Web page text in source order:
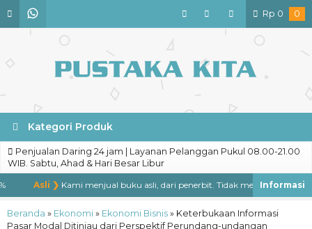
Rp 0 0
Kategori Produk
Penjualan Daring 24 jam | Layanan Pelanggan Pukul 08.00-21.00
WIB. Sabtu, Ahad & Hari Besar Libur
Asli ❯Kami menjual buku asli, dari penerbit. Tidak menjual buku
Beranda » Ekonomi » Ekonomi Bisnis » Keterbukaan Informasi
Pasar Modal Ditinjau dari Perspektif Perundang-undangan